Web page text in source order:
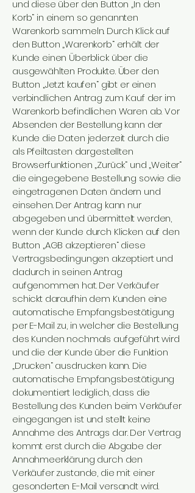
und diese über den Button „In den
Korb“ in einem so genannten
Warenkorb sammeln. Durch Klick auf
den Button „Warenkorb“ erhält der
Kunde einen Überblick über die
ausgewählten Produkte. Über den
Button „Jetzt kaufen“ gibt er einen
verbindlichen Antrag zum Kauf der im
Warenkorb befindlichen Waren ab. Vor
Absenden der Bestellung kann der
Kunde die Daten jederzeit durch die
als Pfeiltasten dargestellten
Browserfunktionen „Zurück“ und „Weiter“
die eingegebene Bestellung sowie die
eingetragenen Daten ändern und
einsehen. Der Antrag kann nur
abgegeben und übermittelt werden,
wenn der Kunde durch Klicken auf den
Button „AGB akzeptieren“ diese
Vertragsbedingungen akzeptiert und
dadurch in seinen Antrag
aufgenommen hat. Der Verkäufer
schickt daraufhin dem Kunden eine
automatische Empfangsbestätigung
per E-Mail zu, in welcher die Bestellung
des Kunden nochmals aufgeführt wird
und die der Kunde über die Funktion
„Drucken“ ausdrucken kann. Die
automatische Empfangsbestätigung
dokumentiert lediglich, dass die
Bestellung des Kunden beim Verkäufer
eingegangen ist und stellt keine
Annahme des Antrags dar. Der Vertrag
kommt erst durch die Abgabe der
Annahmeerklärung durch den
Verkäufer zustande, die mit einer
gesonderten E-Mail versandt wird.